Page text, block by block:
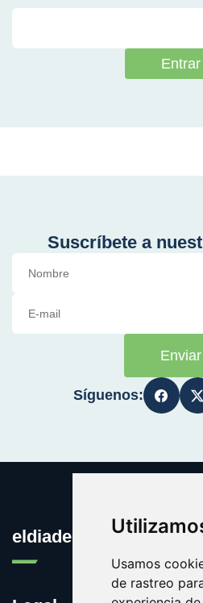
Usamos
de rastreo
Entrar
Suscríbete a
Enviar
Síguenos: